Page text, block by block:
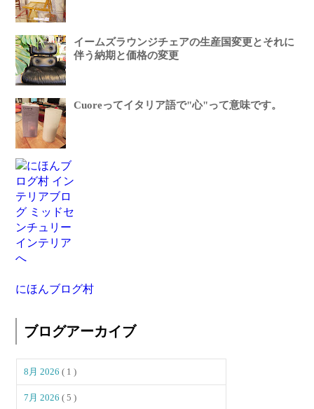
イームズラウンジチェアの生産国変更とそれに
伴う納期と価格の変更
Cuoreってイタリア語で"心"って意味です。
にほんブログ村
ブログアーカイブ
8月 2026( 1 )
7月 2026( 5 )